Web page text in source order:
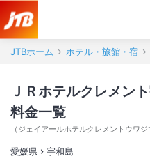
JTBホーム ホテル・旅館・宿
ＪＲホテルクレメン
料金一覧
（ ジェイアールホテルクレメントウワジ
愛媛県 宇和島